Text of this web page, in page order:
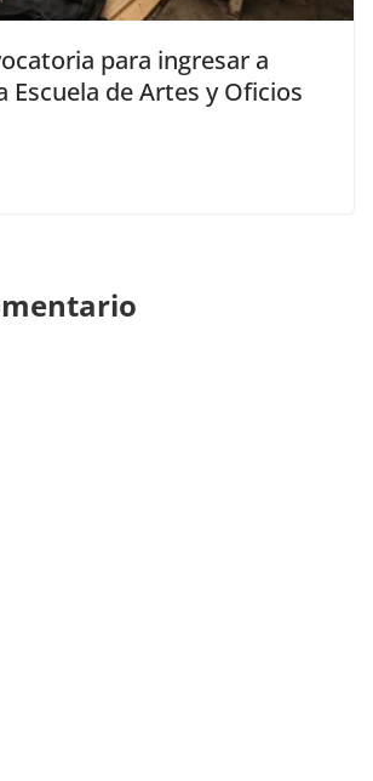
para ingresar a
Escuela de Artes y Oficios